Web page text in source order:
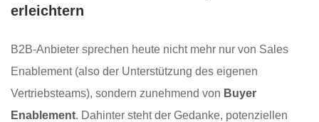
erleichtern
B2B-Anbieter sprechen heute nicht mehr nur von Sales
Enablement (also der Unterstützung des eigenen
Vertriebsteams), sondern zunehmend von Buyer
Enablement. Dahinter steht der Gedanke, potenziellen